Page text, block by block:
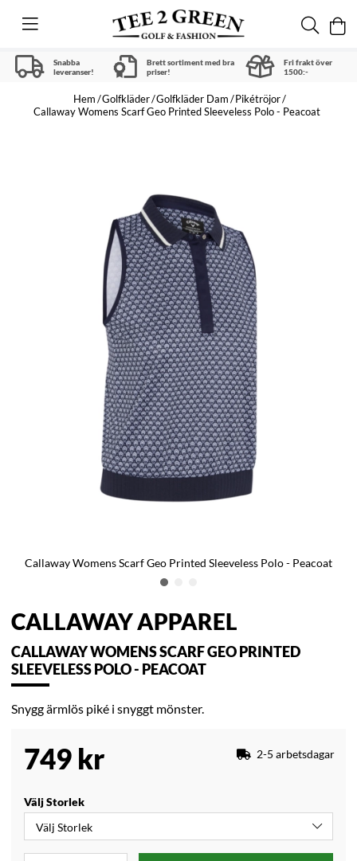
Snabba
leveranser!
Brett sortiment med bra
priser!
Fri frakt över
1500:-
Hem Golfkläder Golfkläder Dam
Pikétröjor
Callaway Womens Scarf Geo Printed Sleeveless Polo - Peacoat
Callaway Womens Scarf Geo Printed Sleeveless Polo - Peacoat
CALLAWAY APPAREL
CALLAWAY WOMENS SCARF GEO PRINTED
SLEEVELESS POLO - PEACOAT
Snygg ärmlös piké i snyggt mönster.
749 kr 2-5 arbetsdagar
Välj Storlek